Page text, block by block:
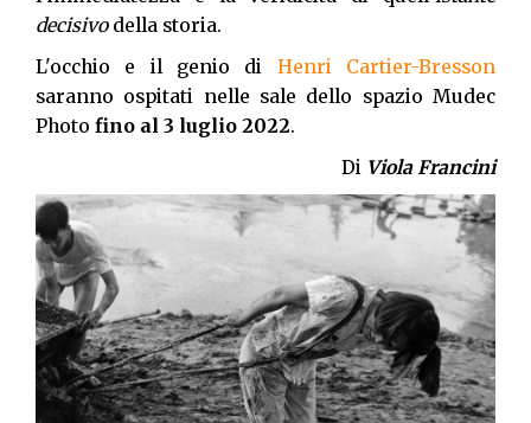
decisivodella storia.
L'occhio e il genio di Henri Cartier-Bresson
saranno ospitati nelle sale dello spazio Mudec
Photo fino al 3 luglio 2022.
Di Viola Francini